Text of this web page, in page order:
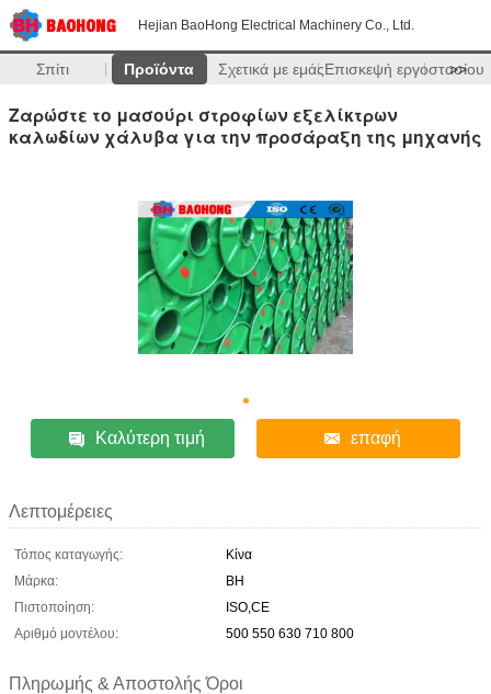
Hejian BaoHong Electrical Machinery Co., Ltd.
Σπίτι Προϊόντα Σχετικά με εμάςΕπισκεψή εργοστασίου
>>
Ζαρώστε το μασούρι στροφίων εξελίκτρων
καλωδίων χάλυβα για την προσάραξη της μηχανής
Καλύτερη τιμή επαφή
Λεπτομέρειες
Τόπος καταγωγής:
Κίνα
Μάρκα:
BH
Πιστοποίηση:
ISO,CE
Αριθμό μοντέλου:
500 550 630 710 800
Πληρωμής & Αποστολής Όροι